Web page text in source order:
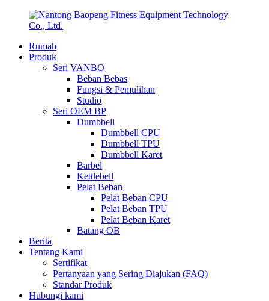
Rumah
Produk
Seri VANBO
Beban Bebas
Fungsi & Pemulihan
Studio
Seri OEM BP
Dumbbell
Dumbbell CPU
Dumbbell TPU
Dumbbell Karet
Barbel
Kettlebell
Pelat Beban
Pelat Beban CPU
Pelat Beban TPU
Pelat Beban Karet
Batang OB
Berita
Tentang Kami
Sertifikat
Pertanyaan yang Sering Diajukan (FAQ)
Standar Produk
Hubungi kami